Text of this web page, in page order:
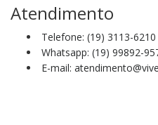
Atendimento
Telefone: (19) 3113-6210
Whatsapp: (19) 99892-
E-mail: